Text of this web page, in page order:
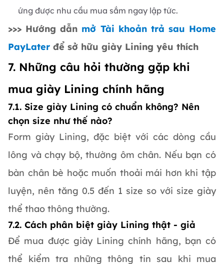
ứng được nhu cầu mua sắm ngay lập tức.
>>> Hướng dẫn mở Tài khoản trả sau Home
PayLater để sở hữu giày Lining yêu thích
7. Những câu hỏi thường gặp khi
mua giày Lining chính hãng
7.1. Size giày Lining có chuẩn không? Nên
chọn size như thế nào?
Form giày Lining, đặc biệt với các dòng cầu
lông và chạy bộ, thường ôm chân. Nếu bạn có
bàn chân bè hoặc muốn thoải mái hơn khi tập
luyện, nên tăng 0.5 đến 1 size so với size giày
thể thao thông thường.
7.2. Cách phân biệt giày Lining thật - giả
Để mua được giày Lining chính hãng, bạn có
thể kiểm tra những thông tin sau khi mua